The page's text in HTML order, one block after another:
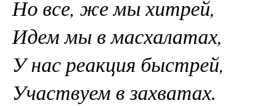
Но все, же мы хитрей,
Идем мы в масхалатах,
У нас реакция быстрей,
Участвуем в захватах.